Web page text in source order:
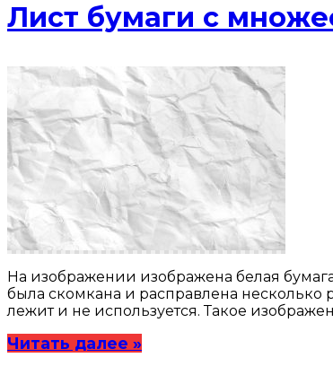
Лист бумаги с
На изображении изображена белая
была скомкана и расправлена несколько
лежит и не используется. Такое
Читать далее »